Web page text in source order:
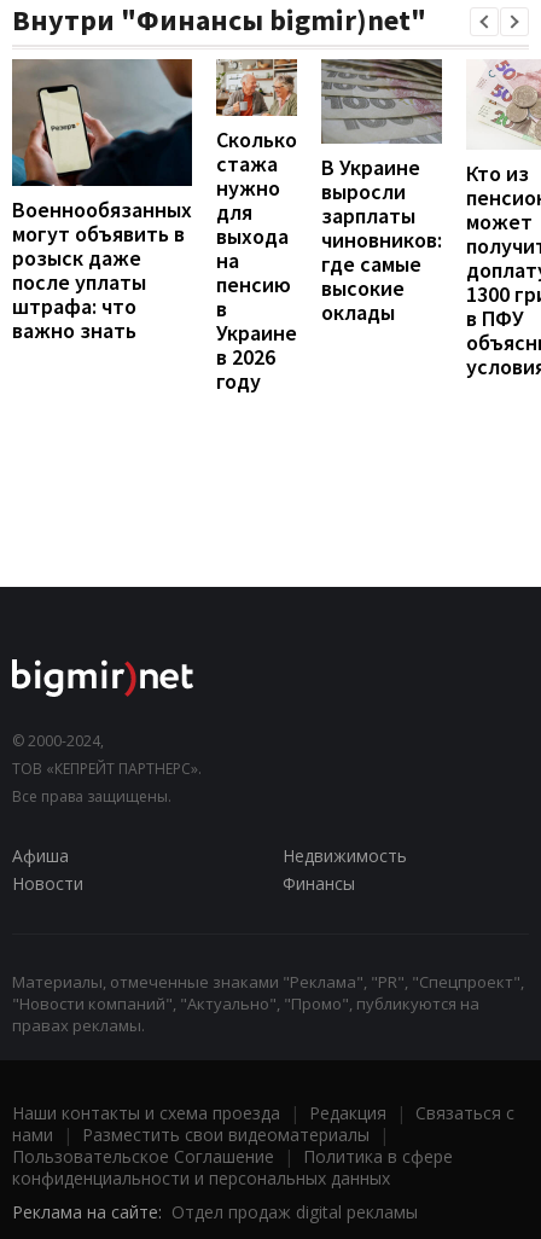
Внутри "Финансы bigmir)net"
Военнообязанных
могут объявить в
розыск даже
после уплаты
штрафа: что
важно знать
Сколько
стажа
нужно
для
выхода
на
пенсию
в
Украине
в 2026
году
В Украине
выросли
зарплаты
чиновников:
где самые
высокие
оклады
Кто из
может
1300
в ПФУ
© 2000-2024,
ТОВ «КЕПРЕЙТ ПАРТНЕРС».
Все права защищены.
Афиша
Недвижимость
Новости
Финансы
Материалы, отмеченные знаками "Реклама", "PR", "Спецпроект",
"Новости компаний", "Актуально", "Промо", публикуются на
правах рекламы.
Наши контакты и схема проезда | Редакция | Связаться с
нами | Разместить свои видеоматериалы |
Пользовательское Соглашение |
Политика в сфере
конфиденциальности и персональных данных
Реклама на сайте: Отдел продаж digital рекламы